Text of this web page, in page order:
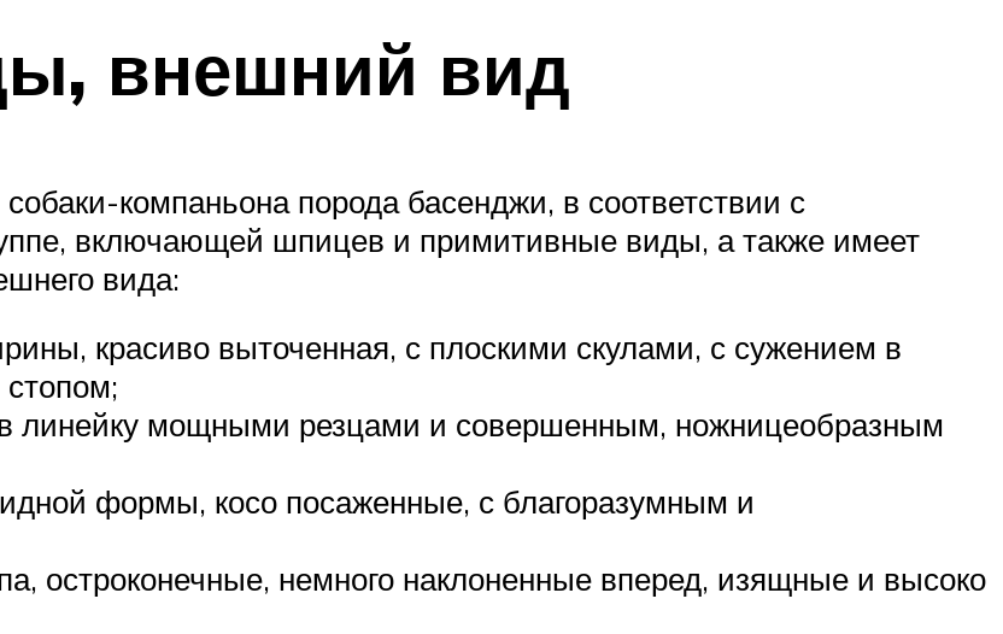
внешний вид
компаньона порода басенджи, в соответствии с
включающей шпицев и примитивные виды, а также имеет
вида:
красиво выточенная, с плоскими скулами, с сужением в
линейку мощными резцами и совершенным, ножницеобразным
формы, косо посаженные, с благоразумным и
остроконечные, немного наклоненные вперед, изящные и высоко